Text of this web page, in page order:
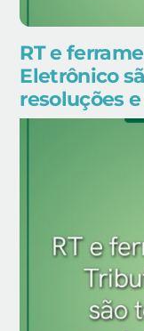
RT e
Eletrônico
resoluções